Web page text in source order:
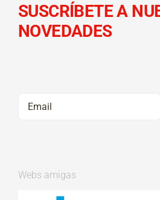
SUSCRÍBETE A
NOVEDADES
Webs amigas